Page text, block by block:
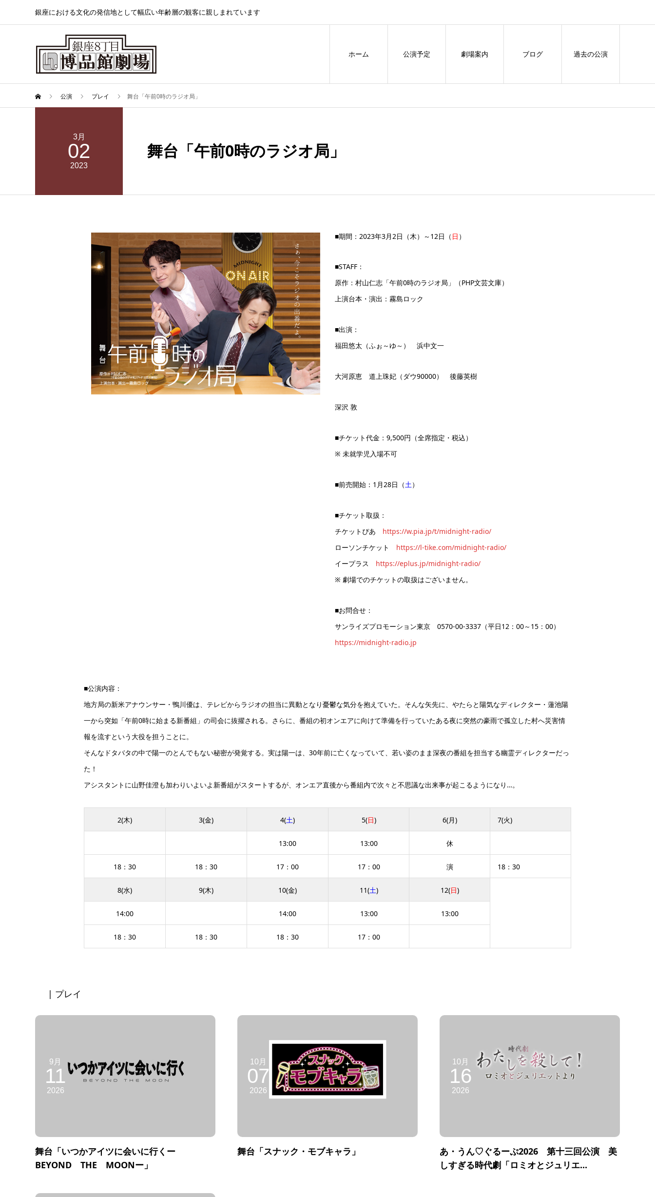
銀座における文化の発信地として幅広い年齢層の観客に親しまれています
ホーム 公演予定 劇場案内 ブログ 過去の公演
公演 プレイ 舞台「午前0時のラジオ局」
3月
02
2023
舞台「午前0時のラジオ局」
■期間：2023年3月2日（木）～12日（ 日 ）
■STAFF：
原作：村山仁志「午前0時のラジオ局」（PHP文芸文庫）
上演台本・演出：霧島ロック
■出演：
福田悠太（ふぉ～ゆ～） 浜中文一
大河原恵 道上珠妃（ダウ90000） 後藤英樹
深沢 敦
■チケット代金：9,500円（全席指定・税込）
※ 未就学児入場不可
■前売開始：1月28日（土）
■チケット取扱：
チケットぴあ https://w.pia.jp/t/midnight-radio/
ローソンチケット https://l-tike.com/midnight-radio/
イープラス https://eplus.jp/midnight-radio/
※ 劇場でのチケットの取扱はございません。
■お問合せ：
サンライズプロモーション東京 0570-00-3337（平日12：00～15：00）
https://midnight-radio.jp
■公演内容：
地方局の新米アナウンサー・鴨川優は、テレビからラジオの担当に異動となり憂鬱な気分を抱えていた。そんな矢先に、やたらと陽気なディレクター・蓮池陽
一から突如「午前0時に始まる新番組」の司会に抜擢される。さらに、番組の初オンエアに向けて準備を行っていたある夜に突然の豪雨で孤立した村へ災害情
報を流すという大役を担うことに。
そんなドタバタの中で陽一のとんでもない秘密が発覚する。実は陽一は、30年前に亡くなっていて、若い姿のまま深夜の番組を担当する幽霊ディレクターだっ
た！
アシスタントに山野佳澄も加わりいよいよ新番組がスタートするが、オンエア直後から番組内で次々と不思議な出来事が起こるようになり…。
2(木) 3(金) 4(土) 5(日) 6(月) 7(火)
13:00 13:00 休
18：30 18：30 17：00 17：00 演 18：30
8(水) 9(木) 10(金) 11(土) 12(日)
14:00 14:00 13:00 13:00
18：30 18：30 18：30 17：00
| プレイ
9月
11
2026
舞台「いつかアイツに会いに行くー
BEYOND THE MOONー」
10月
07
2026
舞台「スナック・モブキャラ」
10月
16
2026
あ・うん♡ぐるーぷ2026 第十三回公演 美
しすぎる時代劇「ロミオとジュリエ...